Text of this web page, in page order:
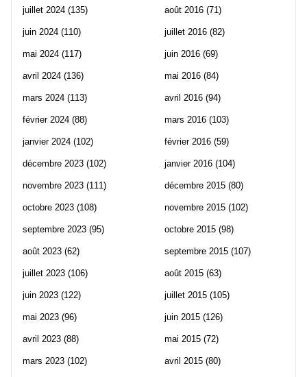
juillet 2024 (135)
juin 2024 (110)
mai 2024 (117)
avril 2024 (136)
mars 2024 (113)
février 2024 (88)
janvier 2024 (102)
décembre 2023 (102)
novembre 2023 (111)
octobre 2023 (108)
septembre 2023 (95)
août 2023 (62)
juillet 2023 (106)
juin 2023 (122)
mai 2023 (96)
avril 2023 (88)
mars 2023 (102)
août 2016 (71)
juillet 2016 (82)
juin 2016 (69)
mai 2016 (84)
avril 2016 (94)
mars 2016 (103)
février 2016 (59)
janvier 2016 (104)
décembre 2015 (80)
novembre 2015 (102)
octobre 2015 (98)
septembre 2015 (107)
août 2015 (63)
juillet 2015 (105)
juin 2015 (126)
mai 2015 (72)
avril 2015 (80)